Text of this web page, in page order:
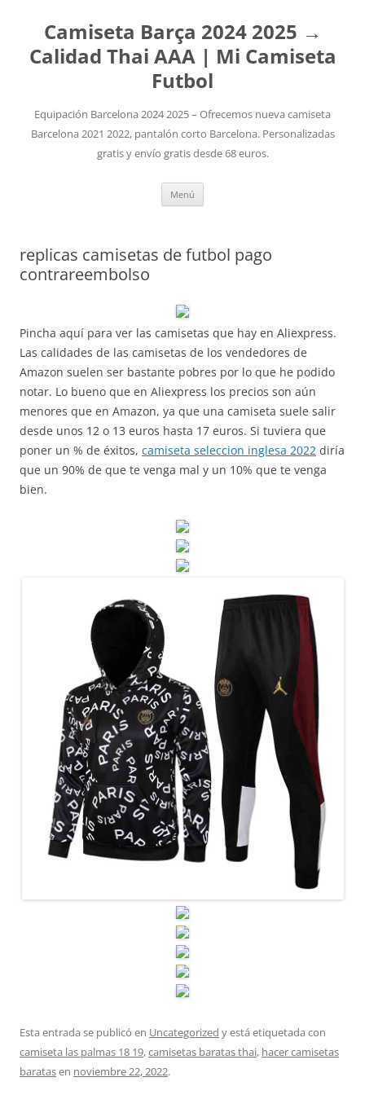
Camiseta Barça 2024 2025 →
Calidad Thai AAA | Mi Camiseta
Futbol
Equipación Barcelona 2024 2025 – Ofrecemos nueva camiseta
Barcelona 2021 2022, pantalón corto Barcelona. Personalizadas
gratis y envío gratis desde 68 euros.
Menú
replicas camisetas de futbol pago
contrareembolso
Pincha aquí para ver las camisetas que hay en Aliexpress.
Las calidades de las camisetas de los vendedores de
Amazon suelen ser bastante pobres por lo que he podido
notar. Lo bueno que en Aliexpress los precios son aún
menores que en Amazon, ya que una camiseta suele salir
desde unos 12 o 13 euros hasta 17 euros. Si tuviera que
poner un % de éxitos, camiseta seleccion inglesa 2022 diría
que un 90% de que te venga mal y un 10% que te venga
bien.
Esta entrada se publicó en Uncategorized y está etiquetada con
camiseta las palmas 18 19,camisetas baratas thai, hacer camisetas
baratasen noviembre 22, 2022.